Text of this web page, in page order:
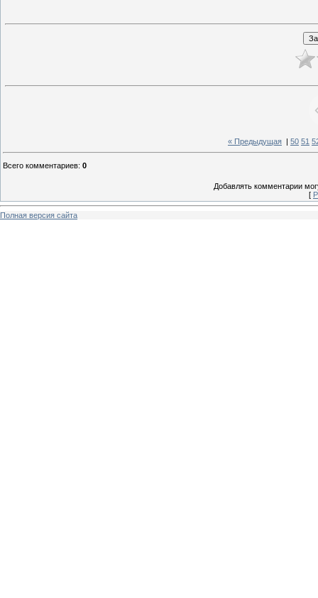
« Предыдущая 50 51
Всего комментариев: 0
Добавлять комментарии
[
Полная версия сайта